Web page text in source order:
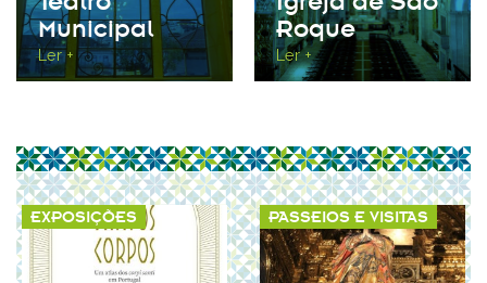
Municipal
Ler +
Roque
Ler +
EXPOSIÇÕES PASSEIOS E VISITAS